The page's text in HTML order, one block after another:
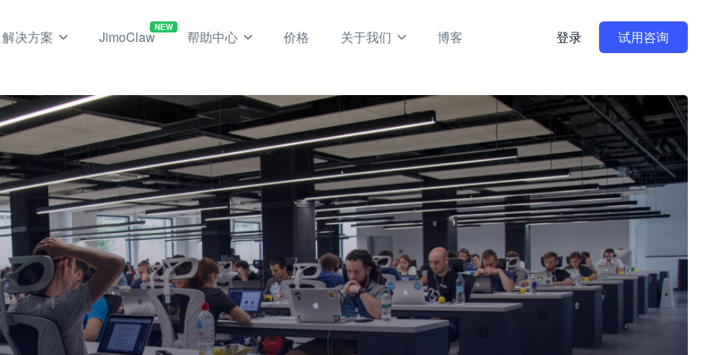
解决方案 JimoClaw
NEW
帮助中心 价格 关于我们 博客 登录 试用咨询